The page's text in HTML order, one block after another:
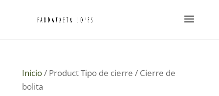
Inicio/ Product Tipo de cierre / Cierre de
bolita